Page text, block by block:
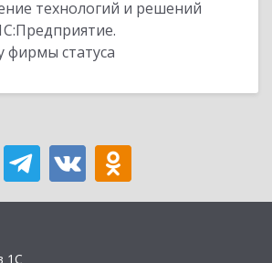
технологий и решений
фирмы статуса
1С